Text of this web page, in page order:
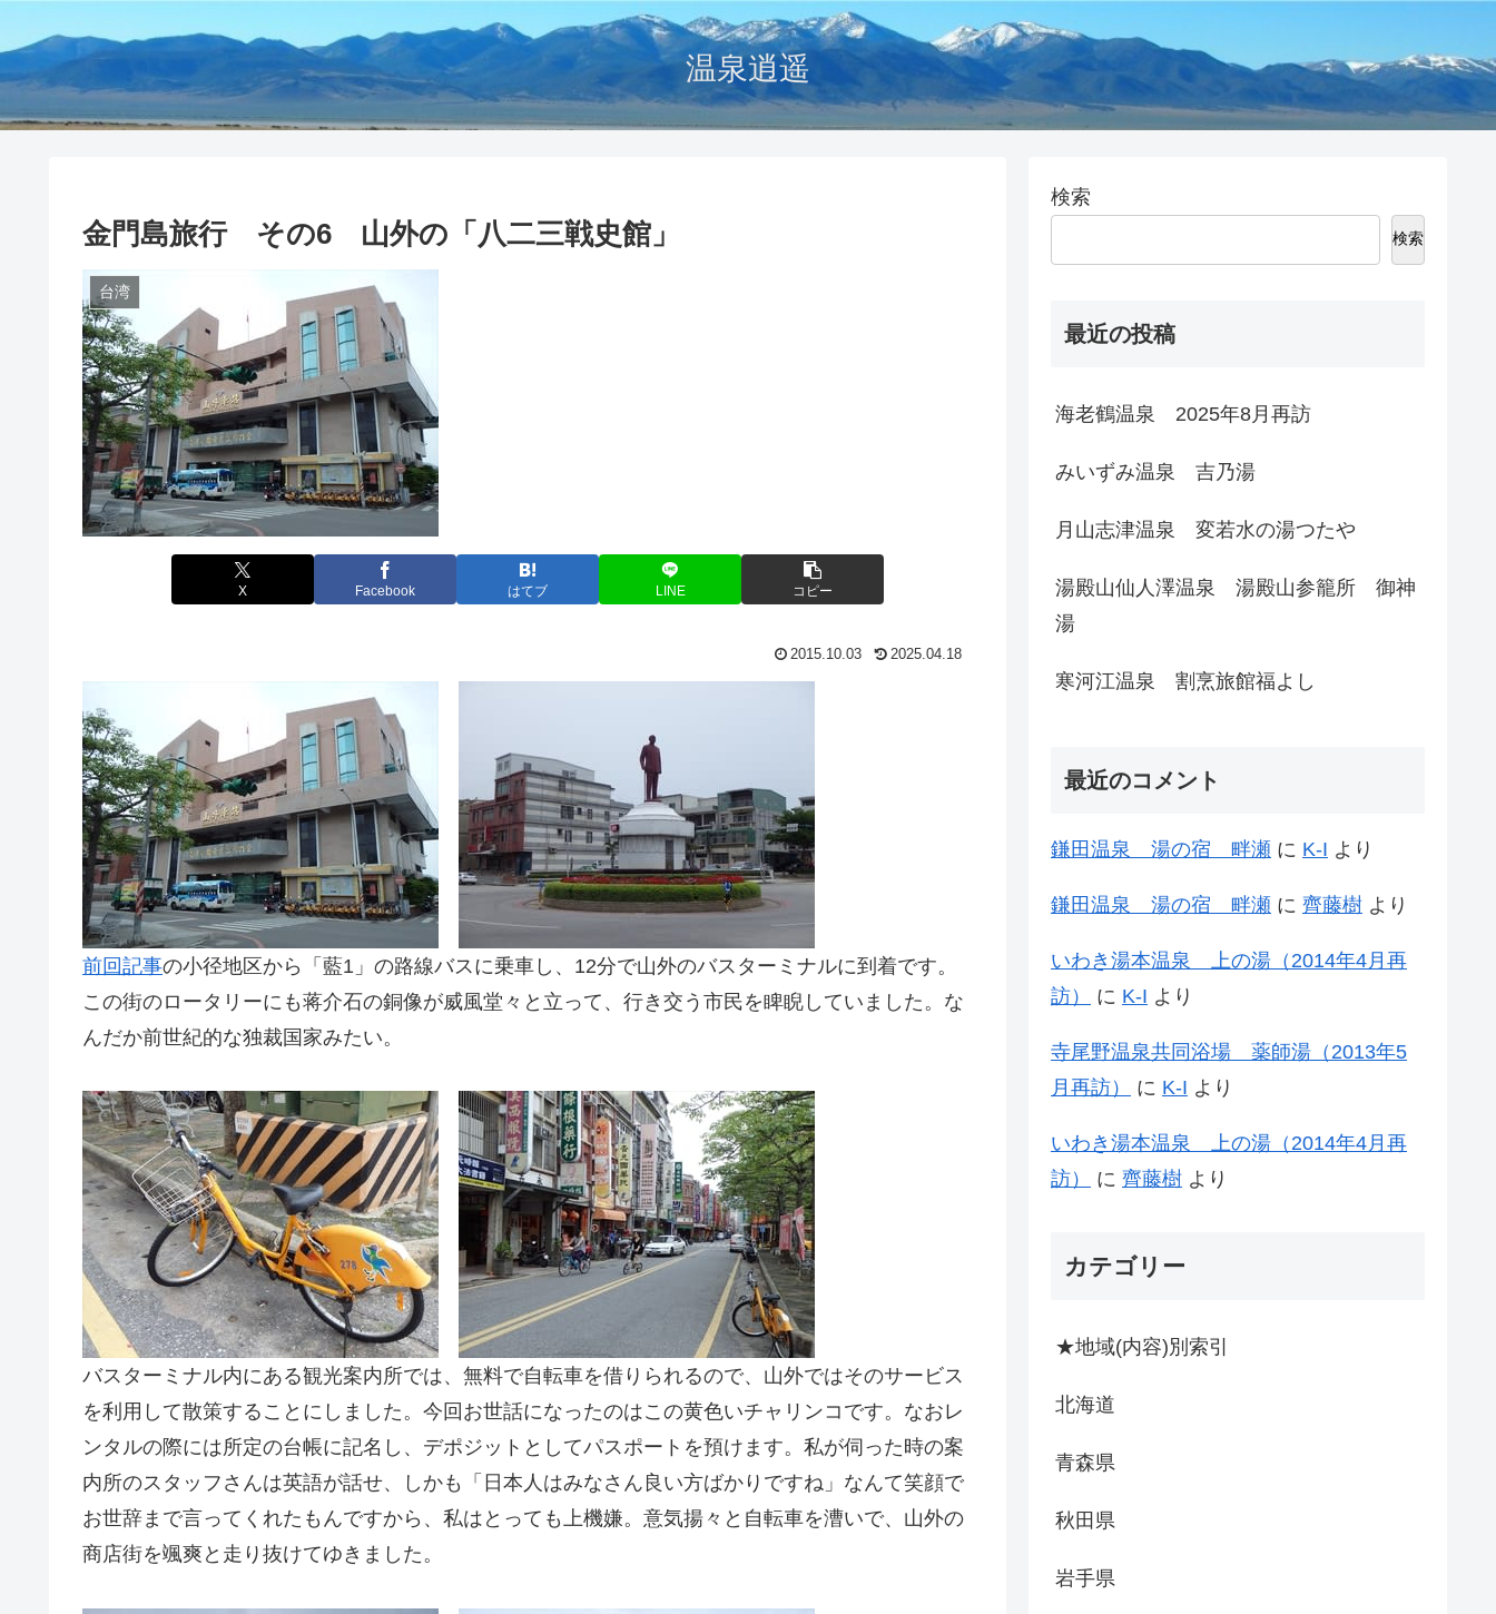
温泉逍遥
金門島旅行 その6 山外の「八二三戦史館」
台湾
X Facebook はてブ LINE コピー
2015.10.03 2025.04.18
前回記事の小径地区から「藍1」の路線バスに乗車し、12分で山外のバスターミナルに到着です。
この街のロータリーにも蒋介石の銅像が威風堂々と立って、行き交う市民を睥睨していました。な
んだか前世紀的な独裁国家みたい。
バスターミナル内にある観光案内所では、無料で自転車を借りられるので、山外ではそのサービス
を利用して散策することにしました。今回お世話になったのはこの黄色いチャリンコです。なおレ
ンタルの際には所定の台帳に記名し、デポジットとしてパスポートを預けます。私が伺った時の案
内所のスタッフさんは英語が話せ、しかも「日本人はみなさん良い方ばかりですね」なんて笑顔で
お世辞まで言ってくれたもんですから、私はとっても上機嫌。意気揚々と自転車を漕いで、山外の
商店街を颯爽と走り抜けてゆきました。
検索
検索
最近の投稿
海老鶴温泉 2025年8月再訪
みいずみ温泉 吉乃湯
月山志津温泉 変若水の湯つたや
湯殿山仙人澤温泉 湯殿山参籠所 御神
湯
寒河江温泉 割烹旅館福よし
最近のコメント
鎌田温泉 湯の宿 畔瀬 に K-I より
鎌田温泉 湯の宿 畔瀬 に 齊藤樹 より
いわき湯本温泉 上の湯（2014年4月再
訪）
に K-I より
寺尾野温泉共同浴場 薬師湯（2013年5
月再訪）
に K-I より
いわき湯本温泉 上の湯（2014年4月再
訪）
に 齊藤樹 より
カテゴリー
★地域(内容)別索引
北海道
青森県
秋田県
岩手県